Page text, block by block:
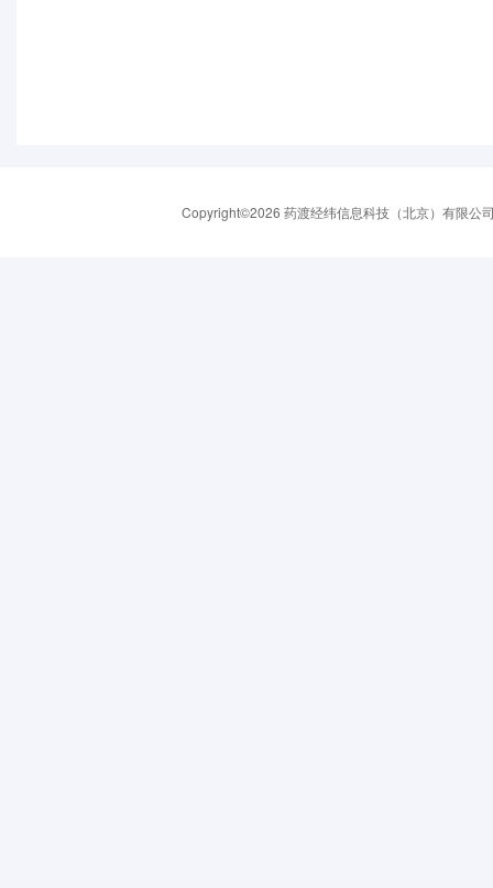
Copyright©2026 药渡经纬信息科技（北京）有限公